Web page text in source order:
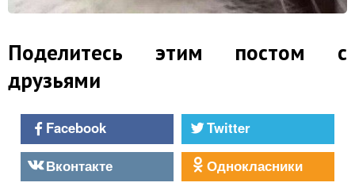
Поделитесь этим постом с
друзьями
Facebook
Twitter
Вконтакте
Однокласники